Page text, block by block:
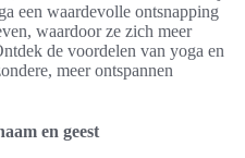
een waardevolle ontsnapping
waardoor ze zich meer
de voordelen van yoga en
meer ontspannen
en geest